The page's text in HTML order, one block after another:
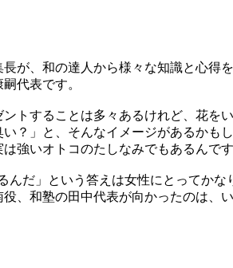
が、和の達人から様々な知識と心
代表です。
トすることは多々あるけれど、花を
？」と、そんなイメージがあるか
強いオトコのたしなみでもあるんです
んだ」という答えは女性にとってか
、和塾の田中代表が向かったのは、